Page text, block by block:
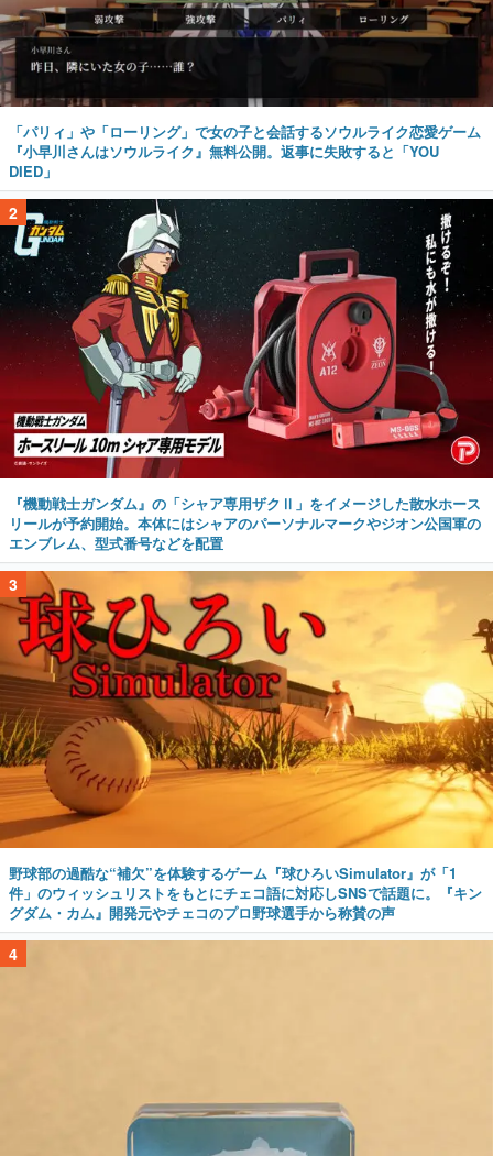
「パリィ」や「ローリング」で女の子と会話するソウルライク恋愛ゲーム
『小早川さんはソウルライク』無料公開。返事に失敗すると「YOU
DIED」
2
『機動戦士ガンダム』の「シャア専用ザクⅡ」をイメージした散水ホース
リールが予約開始。本体にはシャアのパーソナルマークやジオン公国軍の
エンブレム、型式番号などを配置
3
野球部の過酷な“補欠”を体験するゲーム『球ひろいSimulator』が「1
件」のウィッシュリストをもとにチェコ語に対応しSNSで話題に。『キン
グダム・カム』開発元やチェコのプロ野球選手から称賛の声
4